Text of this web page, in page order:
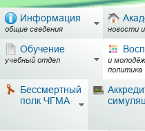
Информация
общие сведения новости
Обучение
учебный отдел
и
политика
Бессмертный
полк ЧГМА